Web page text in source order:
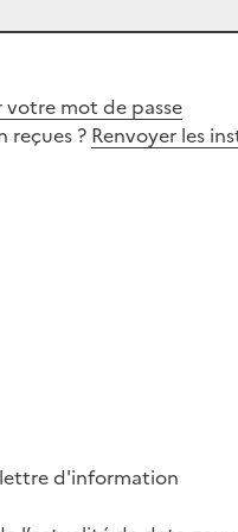
votre mot de passe
reçues ? Renvoyer les
d'information